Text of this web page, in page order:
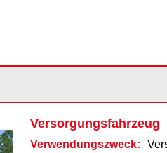
Versorgungsfahrzeug
Verwendungszweck: